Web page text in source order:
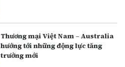
Thương mại Việt Nam – Australia
hướng tới những động lực tăng
trưởng mới